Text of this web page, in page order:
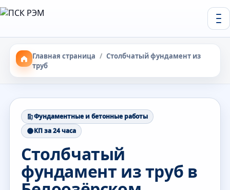
Главная страница / Столбчатый фундамент из
труб
Фундаментные и бетонные работы
КП за 24 часа
Столбчатый
фундамент из труб в